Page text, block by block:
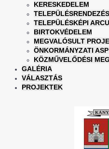
KERESKEDELEM
TELEPÜLÉSRENDEZÉS
TELEPÜLÉSKÉPI
BIRTOKVÉDELEM
MEGVALÓSULT
ÖNKORMÁNYZATI
KÖZMŰVELŐDÉSI
GALÉRIA
VÁLASZTÁS
PROJEKTEK